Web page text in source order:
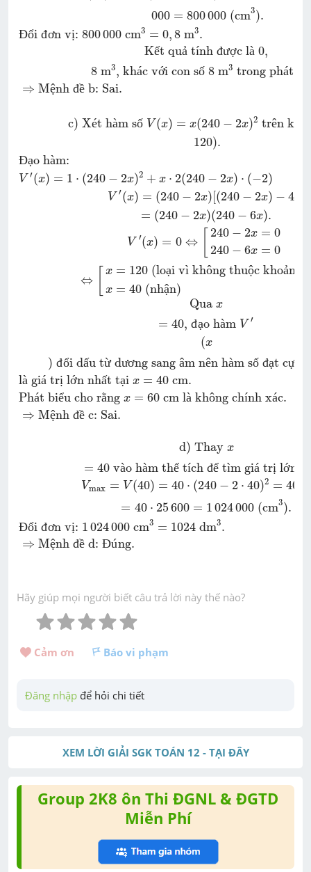
000 = 800000 (cm3).
Đổi đơn vị: 800000 cm3 = 0,8 m3.
Kết quả tính được là 0,
8 m3, khác với con số 8 m3 trong phát bi
⇒ Mệnh đề b: Sai.
c) Xét hàm số V (x) = x(240 − 2x)2 trên kho
120).
Đạo hàm:
V ′(x) = 1 ⋅ (240 − 2x)2 + x ⋅ 2(240 − 2x) ⋅ (−2)
V ′(x) = (240 − 2x) (240 − 2x) − 4
= (240 − 2x)(240 − 6x).
V ′(x) = 0 ⇔
240 − 2x = 0
240 − 6x = 0
⇔
x = 120 (loại vì không thuộc khoảng
x = 40 (nhận)
Qua x
= 40, đạo hàm V ′
(x
) đổi dấu từ dương sang âm nên hàm số đạt cự
là giá trị lớn nhất tại x = 40 cm.
Phát biểu cho rằng x = 60 cm là không chính xác.
⇒ Mệnh đề c: Sai.
d) Thay x
= 40 vào hàm thể tích để tìm giá trị lớn
Vmax = V (40) = 40 ⋅ (240 − 2 ⋅ 40)2 = 40
= 40 ⋅ 25600 = 1024000 (cm3).
Đổi đơn vị: 1024000 cm3 = 1024 dm3.
⇒ Mệnh đề d: Đúng.
Hãy giúp mọi người biết câu trả lời này thế nào?
Cảm ơn Báo vi phạm
Đăng nhập để hỏi chi tiết
XEM LỜI GIẢI SGK TOÁN 12 - TẠI ĐÂY
Group 2K8 ôn Thi ĐGNL & ĐGTD
Miễn Phí